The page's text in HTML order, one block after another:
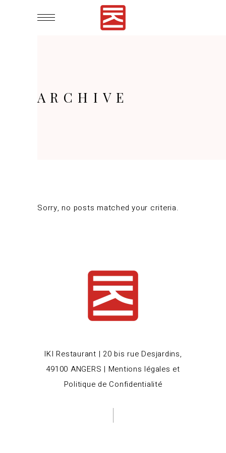
ARCHIVE
Sorry, no posts matched your criteria.
IKI Restaurant | 20 bis rue Desjardins,
49100 ANGERS | Mentions légales et
Politique de Confidentialité